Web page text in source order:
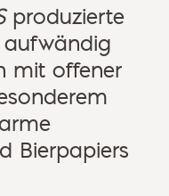
produzierte
mit offener
Bierpapiers